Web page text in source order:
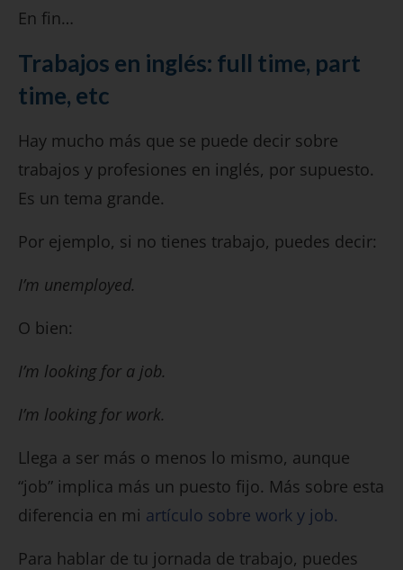
En fin…
Trabajos en inglés: full time, part
time, etc
Hay mucho más que se puede decir sobre
trabajos y profesiones en inglés, por supuesto.
Es un tema grande.
Por ejemplo, si no tienes trabajo, puedes decir:
I’m unemployed.
O bien:
I’m looking for a job.
I’m looking for work.
Llega a ser más o menos lo mismo, aunque
“job” implica más un puesto fijo. Más sobre esta
diferencia en mi artículo sobre work y job.
Para hablar de tu jornada de trabajo, puedes